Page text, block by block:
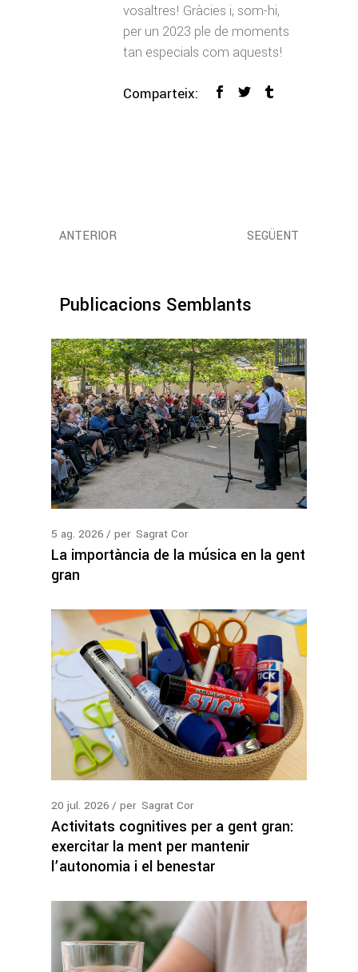
vosaltres! Gràcies i, som-hi,
per un 2023 ple de moments
tan especials com aquests!
Comparteix:
ANTERIOR SEGÜENT
Publicacions Semblants
5 ag. 2026 per Sagrat Cor
La importància de la música en la gent
gran
20 jul. 2026 per Sagrat Cor
Activitats cognitives per a gent gran:
exercitar la ment per mantenir
l’autonomia i el benestar